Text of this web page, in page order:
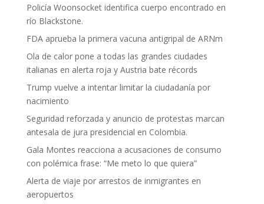
Policía Woonsocket identifica cuerpo encontrado en
río Blackstone.
FDA aprueba la primera vacuna antigripal de ARNm
Ola de calor pone a todas las grandes ciudades
italianas en alerta roja y Austria bate récords
Trump vuelve a intentar limitar la ciudadanía por
nacimiento
Seguridad reforzada y anuncio de protestas marcan
antesala de jura presidencial en Colombia.
Gala Montes reacciona a acusaciones de consumo
con polémica frase: “Me meto lo que quiera”
Alerta de viaje por arrestos de inmigrantes en
aeropuertos